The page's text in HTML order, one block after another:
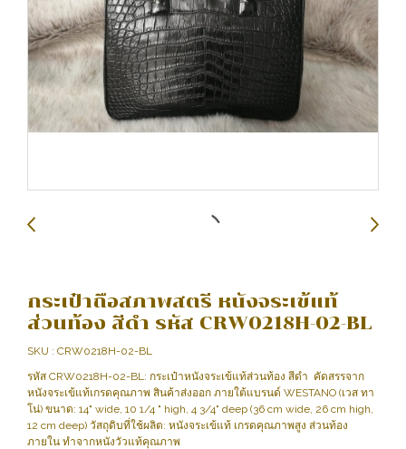
กระเป๋าถือสภาพสตรี หนังจระเข้แท้
ส่วนท้อง สีดำ รหัส CRW0218H-02-BL
SKU : CRW0218H-02-BL
รหัส CRW0218H-02-BL: กระเป๋าหนังจระเข้แท้ส่วนท้อง สีดำ คัดสรรจาก
หนังจระเข้แท้เกรดคุณภาพ สินค้าส่งออก ภายใต้แบรนด์ WESTANO (เวส ทา
โน่) ขนาด: 14" wide, 10 1/4 " high, 4 3/4" deep (36 cm wide, 26 cm high,
12 cm deep) วัสถุดิบที่ใช้ผลิต: หนังจระเข้แท้ เกรดคุณภาพสูง ส่วนท้อง
ภายใน ทำจากหนังวัวแท้คุณภาพ